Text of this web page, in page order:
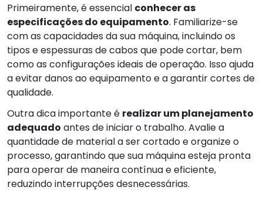
Primeiramente, é essencial conhecer as
especificações do equipamento. Familiarize-se
com as capacidades da sua máquina, incluindo os
tipos e espessuras de cabos que pode cortar, bem
como as configurações ideais de operação. Isso ajuda
a evitar danos ao equipamento e a garantir cortes de
qualidade.
Outra dica importante é realizar um planejamento
adequado antes de iniciar o trabalho. Avalie a
quantidade de material a ser cortado e organize o
processo, garantindo que sua máquina esteja pronta
para operar de maneira contínua e eficiente,
reduzindo interrupções desnecessárias.